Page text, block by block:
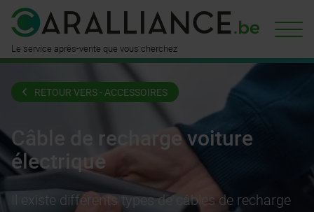
Le service après-vente que vous cherchez
n'attend que vous
RETOUR VERS - ACCESSOIRES
Câble de recharge voiture
électrique
Il existe différents types de câbles de recharge